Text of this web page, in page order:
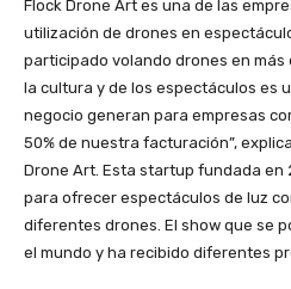
Flock Drone Art es una de las
utilización de drones en
participado volando drones en más
la cultura y de los espectáculos es
negocio generan para empresas
50% de nuestra facturación”,
Drone Art. Esta startup fundada en
para ofrecer espectáculos de luz
diferentes drones. El show que se
el mundo y ha recibido diferentes